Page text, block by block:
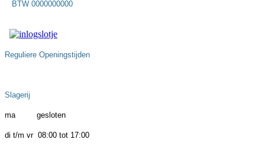
BTW 0000000000
Reguliere Openingstijden
Slagerij
ma gesloten
di t/m vr 08:00 tot 17:00